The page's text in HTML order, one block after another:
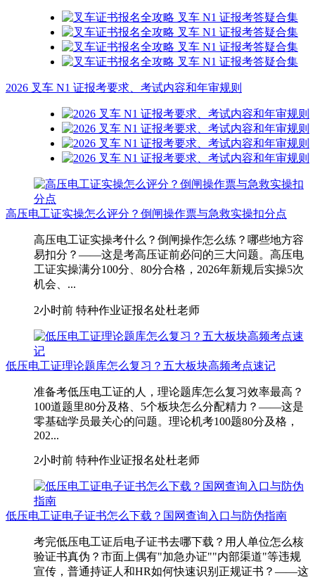
2026 叉车 N1 证报考要求、考试内容和年审规则
高压电工证实操怎么评分？倒闸操作票与急救实操扣分点
高压电工证实操考什么？倒闸操作怎么练？哪些地方容
易扣分？——这是考高压证前必问的三大问题。高压电
工证实操满分100分、80分合格，2026年新规后实操5次
机会、...
2小时前 特种作业证报名处杜老师
低压电工证理论题库怎么复习？五大板块高频考点速记
准备考低压电工证的人，理论题库怎么复习效率最高？
100道题里80分及格、5个板块怎么分配精力？——这是
零基础学员最关心的问题。理论机考100题80分及格，
202...
2小时前 特种作业证报名处杜老师
低压电工证电子证书怎么下载？国网查询入口与防伪指南
考完低压电工证后电子证书去哪下载？用人单位怎么核
验证书真伪？市面上偶有"加急办证""内部渠道"等违规
宣传，普通持证人和HR如何快速识别正规证书？——这